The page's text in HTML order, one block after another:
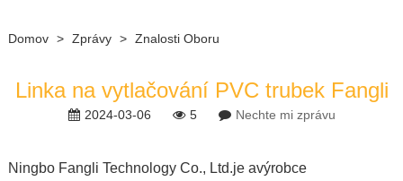
Domov > Zprávy > Znalosti Oboru
Linka na vytlačování PVC trubek Fangli
2024-03-06 5 Nechte mi zprávu
Ningbo Fangli Technology Co., Ltd.je avýrobce